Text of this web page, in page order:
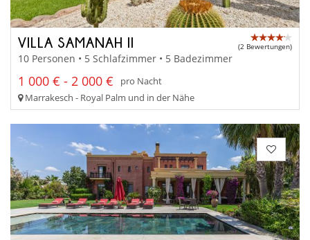
VILLA SAMANAH II (2 Bewertungen)
10 Personen • 5 Schlafzimmer • 5 Badezimmer
1 000 € - 2 000 €
pro Nacht
Marrakesch - Royal Palm und in der Nähe